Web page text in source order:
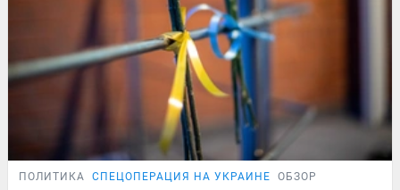
ПОЛИТИКА СПЕЦОПЕРАЦИЯ НА УКРАИНЕ ОБЗОР